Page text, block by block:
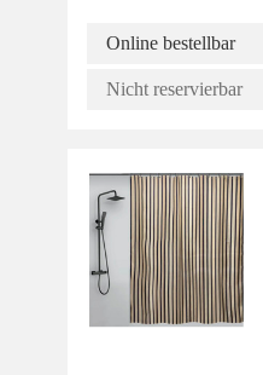
Online bestellbar
Nicht reservierbar